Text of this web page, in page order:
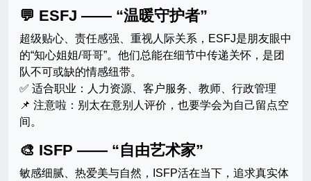
💬 ESFJ —— “温暖守护者”
超级贴心、责任感强、重视人际关系，ESFJ是朋友眼中
的“知心姐姐/哥哥”。他们总能在细节中传递关怀，是团
队不可或缺的情感纽带。
✅ 适合职业：人力资源、客户服务、教师、行政管理
📌 注意啦：别太在意别人评价，也要学会为自己留点空
间。
🎨 ISFP —— “自由艺术家”
敏感细腻、热爱美与自然，ISFP活在当下，追求真实体